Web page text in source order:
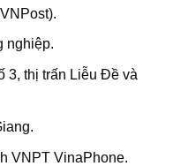
nghiệp.
3, thị trấn Liễu Đề và
VNPT VinaPhone.